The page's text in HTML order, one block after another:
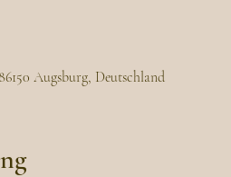
Augsburg, Deutschland